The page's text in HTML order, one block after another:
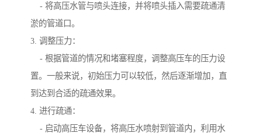
- 将高压水管与喷头连接，并将喷头插入需要疏通清
淤的管道口。
3. 调整压力：
- 根据管道的情况和堵塞程度，调整高压车的压力设
置。一般来说，初始压力可以较低，然后逐渐增加，直
到达到合适的疏通效果。
4. 进行疏通：
- 启动高压车设备，将高压水喷射到管道内，利用水